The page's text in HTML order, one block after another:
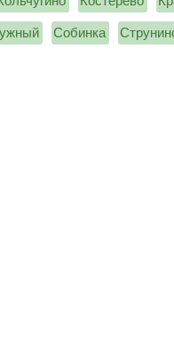
Собинка